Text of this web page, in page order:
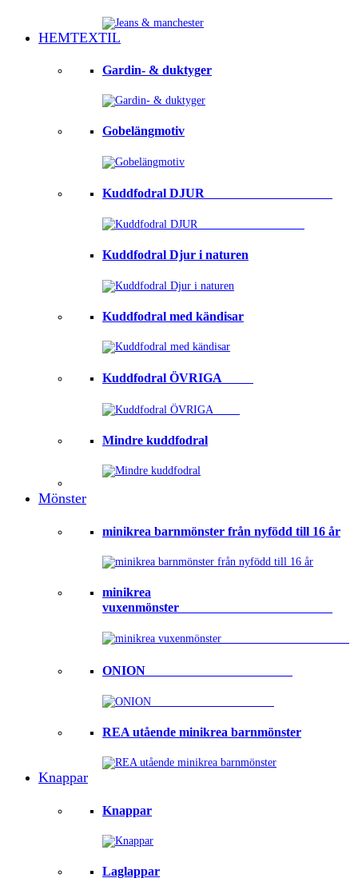
HEMTEXTIL
Gardin- & duktyger
Gobelängmotiv
Kuddfodral DJUR ⠀⠀⠀⠀⠀⠀⠀⠀⠀⠀⠀⠀⠀
Kuddfodral Djur i naturen
Kuddfodral med kändisar
Kuddfodral ÖVRIGA ⠀⠀⠀
Mindre kuddfodral
Mönster
minikrea barnmönster från nyfödd till 16 år
minikrea
vuxenmönster⠀⠀⠀⠀⠀⠀⠀⠀⠀⠀⠀⠀⠀⠀⠀⠀
ONION ⠀⠀⠀⠀⠀⠀⠀⠀⠀⠀⠀⠀⠀⠀⠀
REA utående minikrea barnmönster
Knappar
Knappar
Laglappar